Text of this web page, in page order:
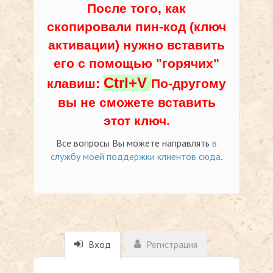
После того, как
скопировали пин-код (ключ
активации) нужно вставить
его с помощью "горячих"
клавиш: Ctrl+V По-другому
вы не сможете вставить
этот ключ.
Все вопросы Вы можете направлять в
службу моей поддержки клиентов сюда.
Вход Регистрация